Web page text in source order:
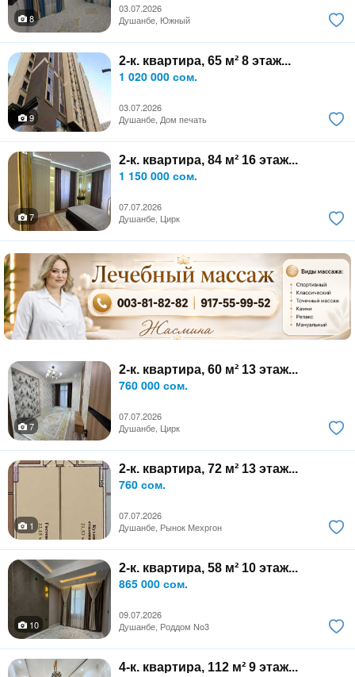
03.07.2026
8
Душанбе, Южный
2-к. квартира, 65 м² 8 этаж...
1 020 000 сом.
03.07.2026
9
Душанбе, Дом печать
2-к. квартира, 84 м² 16 этаж...
1 150 000 сом.
07.07.2026
7
Душанбе, Цирк
2-к. квартира, 60 м² 13 этаж...
760 000 сом.
07.07.2026
7
Душанбе, Цирк
2-к. квартира, 72 м² 13 этаж...
760 сом.
07.07.2026
1
Душанбе, Рынок Мехргон
2-к. квартира, 58 м² 10 этаж...
865 000 сом.
09.07.2026
10
Душанбе, Роддом No3
4-к. квартира, 112 м² 9 этаж...